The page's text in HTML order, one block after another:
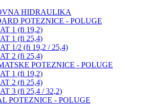
HIDRAULIKA
POTEZNICE - POLUGE
1 (fi 19,2)
1 (fi 25,4)
1/2 (fi 19,2 / 25,4)
2 (fi 25,4)
POTEZNICE - POLUGE
1 (fi 19,2)
2 (fi 25,4)
3 (fi 25,4 / 32,2)
POTEZNICE - POLUGE